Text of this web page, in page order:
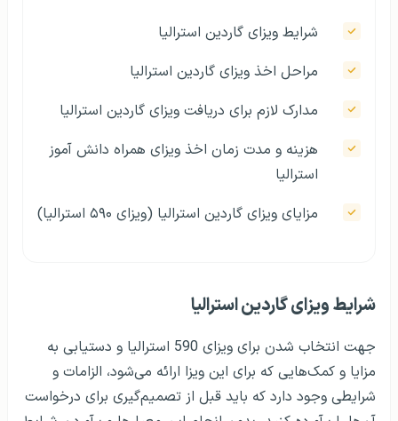
شرایط ویزای گاردین استرالیا
مراحل اخذ ویزای گاردین استرالیا
مدارک لازم برای دریافت ویزای گاردین استرالیا
هزینه و مدت زمان اخذ ویزای همراه دانش‌ آموز
استرالیا
مزایای ویزای گاردین استرالیا (ویزای ۵۹۰ استرالیا)
شرایط ویزای گاردین استرالیا
جهت انتخاب شدن برای ویزای 590 استرالیا و دستیابی به
مزایا و کمک‌هایی که برای این ویزا ارائه می‌شود، الزامات و
شرایطی وجود دارد که باید قبل از تصمیم‌گیری برای درخواست